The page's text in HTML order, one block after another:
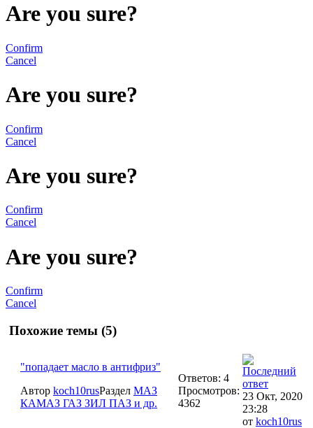
Are you sure?
Confirm
Cancel
Are you sure?
Confirm
Cancel
Are you sure?
Confirm
Cancel
Are you sure?
Confirm
Cancel
Похожие темы (5)
"попадает масло в антифриз"
Автор koch10rusРаздел МАЗ
КАМАЗ ГАЗ ЗИЛ ПАЗ и др.
Ответов: 4
Просмотров:
4362
23 Окт, 2020
23:28
от koch10rus